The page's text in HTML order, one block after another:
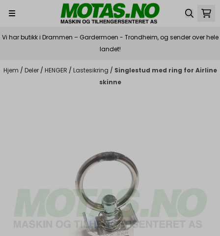
Hopp til innhold
Vi har butikk i Drammen – Gardermoen - Trondheim, og sender over hele
landet!
Hjem / Deler / HENGER / Lastesikring / Singlestud med ring for Airline
skinne